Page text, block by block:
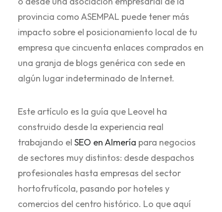
provincia como ASEMPAL puede tener más
impacto sobre el posicionamiento local de tu
empresa que cincuenta enlaces comprados en
una granja de blogs genérica con sede en
algún lugar indeterminado de Internet.
Este artículo es la guía que Leovel ha
construido desde la experiencia real
trabajando el SEO en Almería para negocios
de sectores muy distintos: desde despachos
profesionales hasta empresas del sector
hortofrutícola, pasando por hoteles y
comercios del centro histórico. Lo que aquí